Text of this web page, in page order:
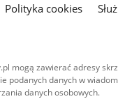
Polityka cookies
mogą zawierać adresy
podanych danych w
danych osobowych.